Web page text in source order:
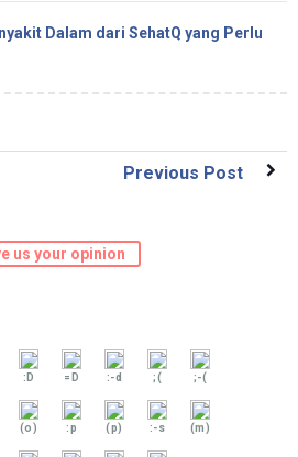
Dalam dari SehatQ yang Perlu
Previous Post
us your opinion
:D =D :-d ;( ;-(
(o) :p (p) :-s (m)